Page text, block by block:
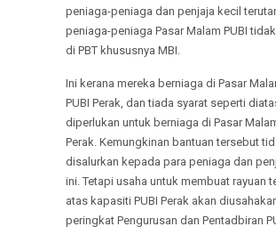
peniaga-peniaga dan penjaja kecil
peniaga-peniaga Pasar Malam PUBI
di PBT khususnya MBI.
Ini kerana mereka berniaga di Pasar
PUBI Perak, dan tiada syarat seperti
diperlukan untuk berniaga di Pasar
Perak. Kemungkinan bantuan tersebut
disalurkan kepada para peniaga dan
ini. Tetapi usaha untuk membuat rayuan
atas kapasiti PUBI Perak akan
peringkat Pengurusan dan Pentadbiran